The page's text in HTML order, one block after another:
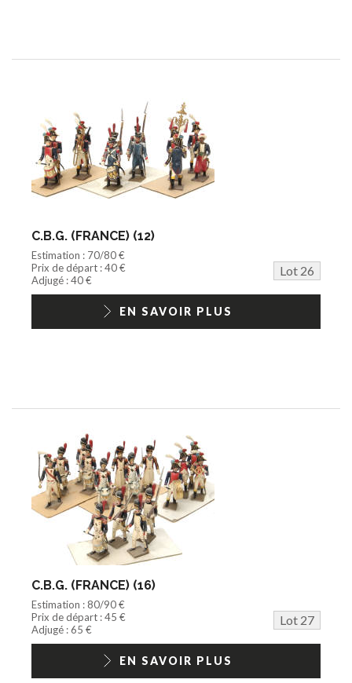
C.B.G. (FRANCE) (12)
Estimation : 70/80 €
Prix de départ : 40 €
Lot 26
Adjugé : 40 €
EN SAVOIR PLUS
C.B.G. (FRANCE) (16)
Estimation : 80/90 €
Prix de départ : 45 €
Lot 27
Adjugé : 65 €
EN SAVOIR PLUS